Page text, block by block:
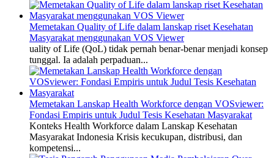
Memetakan Quality of Life dalam lanskap riset Kesehatan
Masyarakat menggunakan VOS Viewer
uality of Life (QoL) tidak pernah benar-benar menjadi konsep
tunggal. Ia adalah perpaduan...
Memetakan Lanskap Health Workforce dengan VOSviewer:
Fondasi Empiris untuk Judul Tesis Kesehatan Masyarakat
Konteks Health Workforce dalam Lanskap Kesehatan
Masyarakat Indonesia Krisis kecukupan, distribusi, dan
kompetensi...